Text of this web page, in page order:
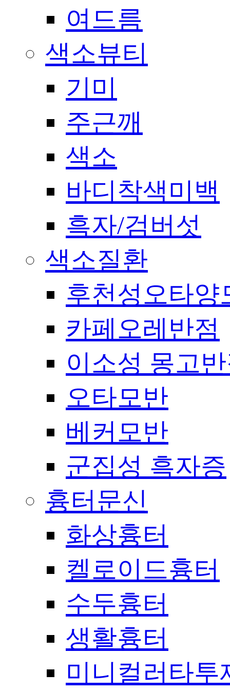
여드름
색소뷰티
기미
주근깨
색소
바디착색미백
흑자/검버섯
색소질환
후천성오타양
카페오레반점
이소성 몽고
오타모반
베커모반
군집성 흑자증
흉터문신
화상흉터
켈로이드흉터
수두흉터
생활흉터
미니컬러타투